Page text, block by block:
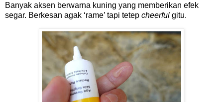
Banyak aksen berwarna kuning yang memberikan efek
segar. Berkesan agak ‘rame’ tapi tetep cheerful gitu.